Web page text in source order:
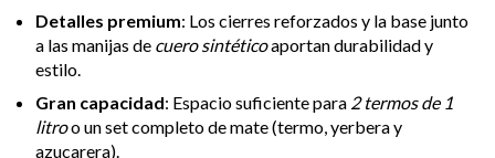
Detalles premium: Los cierres reforzados y la base junto
a las manijas de cuero sintéticoaportan durabilidad y
estilo.
Gran capacidad: Espacio suficiente para 2 termos de 1
litroo un set completo de mate (termo, yerbera y
azucarera).